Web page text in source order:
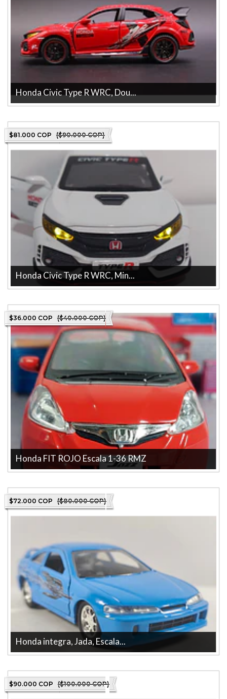
Honda Civic Type R WRC, Dou...
Descubre el impresionante modelo a escala del Honda Civic Type R
$81.000 COP ($90.000 COP)
Honda Civic Type R WRC, Min...
Descubre el Honda Civic Type R en miniatura, una impresionante
$36.000 COP ($40.000 COP)
Honda FIT ROJO Escala 1-36 RMZ
Descubre el impresionante modelo de colección Honda S2000 de
$72.000 COP ($80.000 COP)
Honda integra, Jada, Escala...
Honda integra, Jada, Escala 1-32-Rapido y furioso La tienda más
$90.000 COP ($100.000 COP)